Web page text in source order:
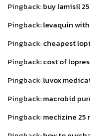
Pingback:buy lamisil
Pingback:levaquin
Pingback:cheapest
Pingback:cost of
Pingback:luvox
Pingback:macrobid
Pingback:meclizine 25